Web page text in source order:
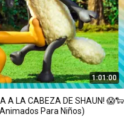
1:01:00
A LA CABEZA DE SHAUN! 😱🐑
Para Niños)